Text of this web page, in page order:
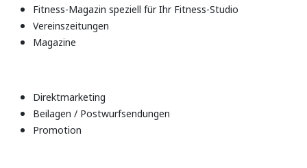
Fitness-Magazin speziell für Ihr Fitness-Studio
Vereinszeitungen
Magazine
Direktmarketing
Beilagen / Postwurfsendungen
Promotion